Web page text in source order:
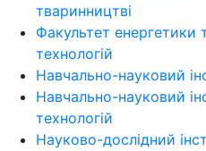
тваринництві
Факультет енергетики
технологій
Навчально-науковий
Навчально-науковий
технологій
Науково-дослідний